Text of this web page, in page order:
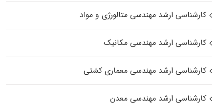
کارشناسی ارشد مهندسی متالورژی و مواد
کارشناسی ارشد مهندسی مکانیک
کارشناسی ارشد مهندسی معماری کشتی
کارشناسی ارشد مهندسی معدن